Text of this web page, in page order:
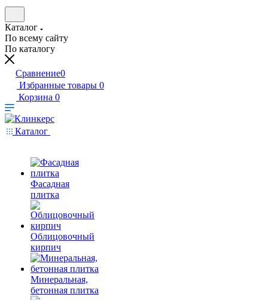
Каталог
По всему сайту
По каталогу
Сравнение0
Избранные товары 0
Корзина 0
Каталог
Фасадная
плитка
Облицовочный
кирпич
Минеральная,
бетонная плитка